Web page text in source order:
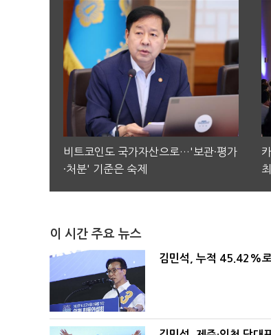
비트코인도 국가자산으로…'보관·평가
·처분' 기준은 숙제
이 시간 주요 뉴스
김민석, 누적 45.42%